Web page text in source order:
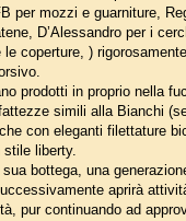
per mozzi e guarniture,
D’Alessandro per i
le coperture, )
prodotti in proprio nella
simili alla Bianchi
con eleganti filettature
liberty.
bottega, una
aprirà
pur continuando ad